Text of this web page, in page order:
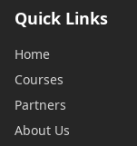
Quick Links
Home
Courses
Partners
About Us